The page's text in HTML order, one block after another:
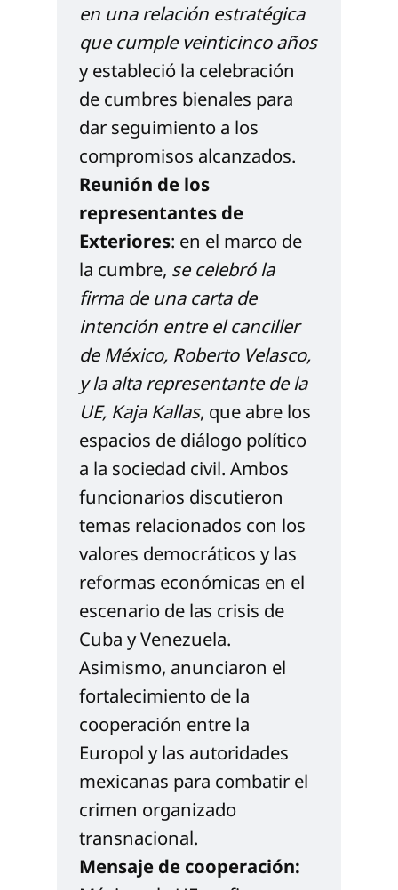
en una relación estratégica
que cumple veinticinco años
y estableció la celebración
de cumbres bienales para
dar seguimiento a los
compromisos alcanzados.
Reunión de los
representantes de
Exteriores: en el marco de
la cumbre, se celebró la
firma de una carta de
intención entre el canciller
de México, Roberto Velasco,
y la alta representante de la
UE, Kaja Kallas, que abre los
espacios de diálogo político
a la sociedad civil. Ambos
funcionarios discutieron
temas relacionados con los
valores democráticos y las
reformas económicas en el
escenario de las crisis de
Cuba y Venezuela.
Asimismo, anunciaron el
fortalecimiento de la
cooperación entre la
Europol y las autoridades
mexicanas para combatir el
crimen organizado
transnacional.
Mensaje de cooperación: